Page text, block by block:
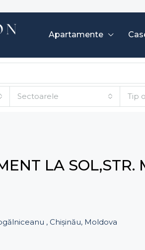
Apartamente
Sectoarele Tip
LA SOL,STR.
, Chișinău, Moldova